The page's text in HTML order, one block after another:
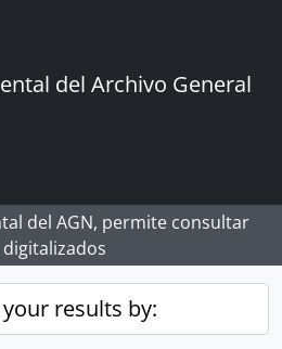
del Archivo General
del AGN, permite consultar
results by: